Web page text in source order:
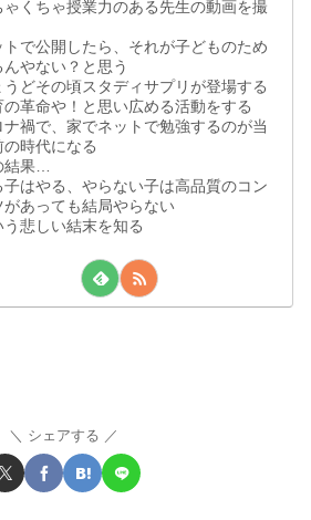
ゃくちゃ授業力のある先生の動画を撮
トで公開したら、それが子どものため
んやない？と思う
うどその頃スタディサプリが登場する
の革命や！と思い広める活動をする
ナ禍で、家でネットで勉強するのが当
の時代になる
結果…
子はやる、やらない子は高品質のコン
があっても結局やらない
う悲しい結末を知る
シェアする